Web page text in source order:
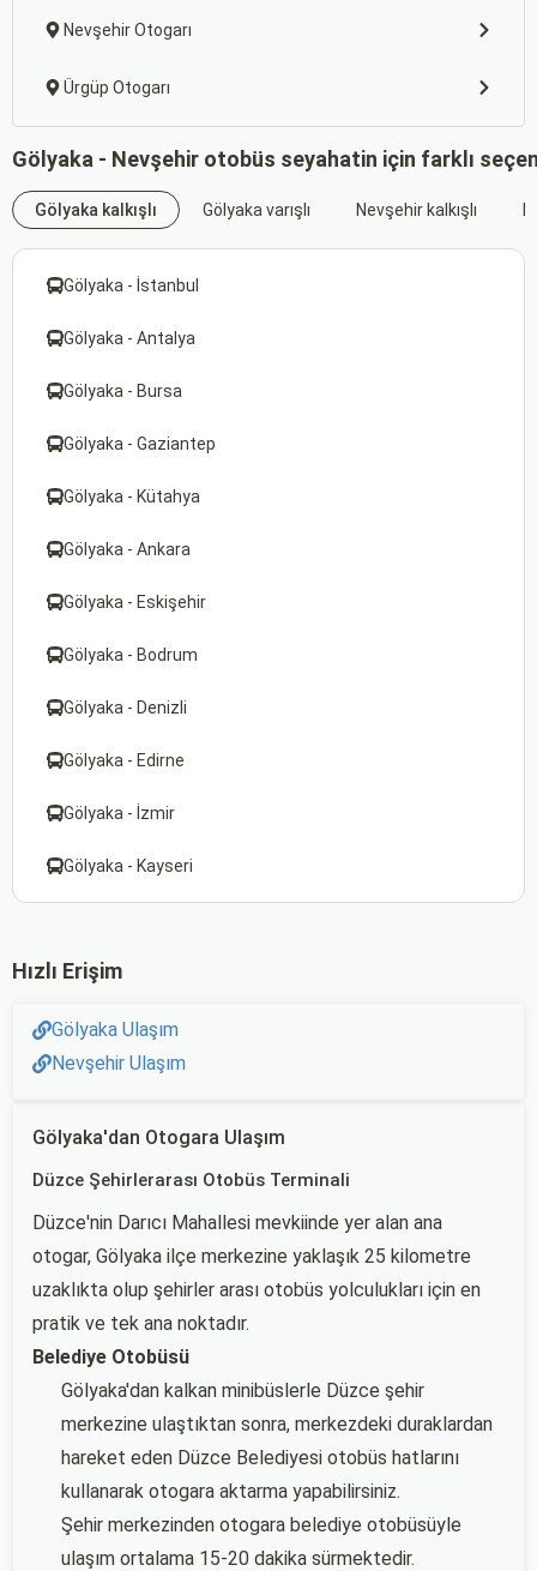
Nevşehir Otogarı
Ürgüp Otogarı
Gölyaka - Nevşehir otobüs seyahatin için farklı
Gölyaka kalkışlı Gölyaka varışlı Nevşehir kalkışlı
Gölyaka - İstanbul
Gölyaka - Antalya
Gölyaka - Bursa
Gölyaka - Gaziantep
Gölyaka - Kütahya
Gölyaka - Ankara
Gölyaka - Eskişehir
Gölyaka - Bodrum
Gölyaka - Denizli
Gölyaka - Edirne
Gölyaka - İzmir
Gölyaka - Kayseri
Hızlı Erişim
Gölyaka Ulaşım
Nevşehir Ulaşım
Gölyaka'dan Otogara Ulaşım
Düzce Şehirlerarası Otobüs Terminali
Düzce'nin Darıcı Mahallesi mevkiinde yer alan ana
otogar, Gölyaka ilçe merkezine yaklaşık 25 kilometre
uzaklıkta olup şehirler arası otobüs yolculukları için en
pratik ve tek ana noktadır.
Belediye Otobüsü
Gölyaka'dan kalkan minibüslerle Düzce şehir
merkezine ulaştıktan sonra, merkezdeki duraklardan
hareket eden Düzce Belediyesi otobüs hatlarını
kullanarak otogara aktarma yapabilirsiniz.
Şehir merkezinden otogara belediye otobüsüyle
ulaşım ortalama 15-20 dakika sürmektedir.